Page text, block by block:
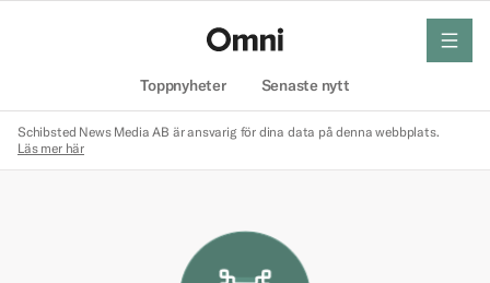
Toppnyheter Senaste nytt
meny
Schibsted News Media AB är ansvarig för dina data på denna webbplats.
Läs mer här